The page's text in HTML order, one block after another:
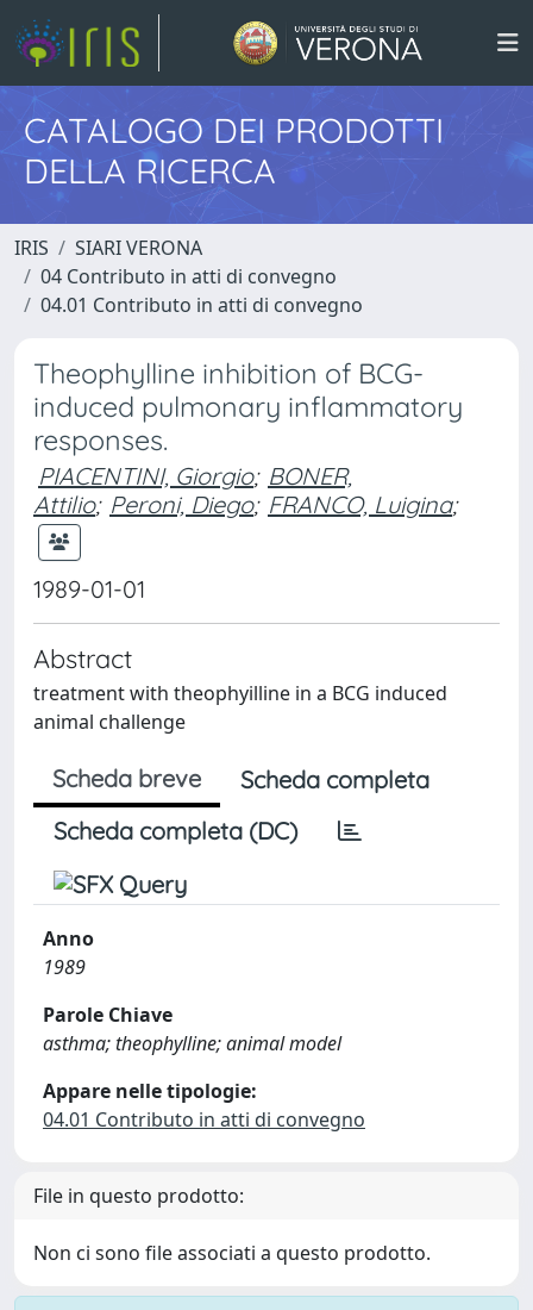
CATALOGO DEI PRODOTTI
DELLA RICERCA
IRIS
SIARI VERONA
04 Contributo in atti di convegno
04.01 Contributo in atti di convegno
Theophylline inhibition of BCG-
induced pulmonary inflammatory
responses.
PIACENTINI, Giorgio; BONER,
Attilio; Peroni, Diego; FRANCO, Luigina;
1989-01-01
Abstract
treatment with theophyilline in a BCG induced
animal challenge
Scheda breve
Scheda completa
Scheda completa (DC)
Anno
1989
Parole Chiave
asthma; theophylline; animal model
Appare nelle tipologie:
04.01 Contributo in atti di convegno
File in questo prodotto:
Non ci sono file associati a questo prodotto.